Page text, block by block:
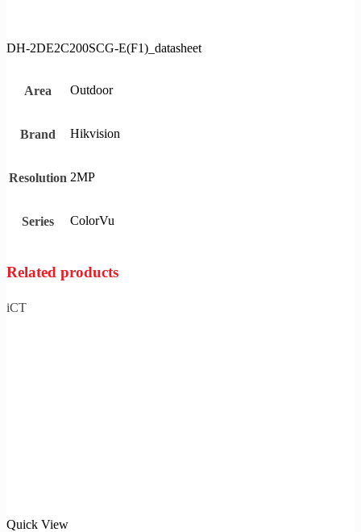
DH-2DE2C200SCG-E(F1)_datasheet
Area Outdoor
Brand Hikvision
Resolution 2MP
Series ColorVu
Related products
iCT
Quick View